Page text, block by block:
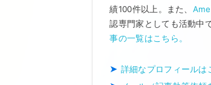
績100件以上。また、
認専門家としても活動中
事の一覧はこちら。
詳細なプロフィールは